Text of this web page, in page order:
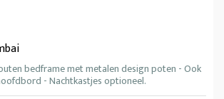
bedframe met metalen design poten - Ook
- Nachtkastjes optioneel.